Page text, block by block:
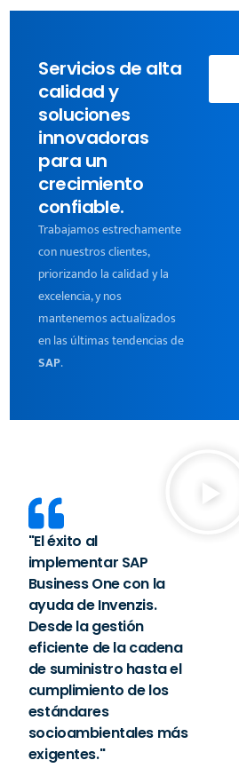
Servicios de alta
calidad y
soluciones
innovadoras
para un
crecimiento
confiable.
Trabajamos estrechamente
con nuestros clientes,
priorizando la calidad y la
excelencia, y nos
mantenemos actualizados
en las últimas tendencias de
SAP.
"El éxito al
implementar SAP
Business One con la
ayuda de Invenzis.
Desde la gestión
eficiente de la cadena
de suministro hasta el
cumplimiento de los
estándares
socioambientales más
exigentes."
"La eexitosa
implementación de
SAP en CIPU, llevada a
cabo por el equipo de
Invenzis.
Acompañada de
desafíos, soluciones
y con resultados
impresionantes"
Gustavo Mancebo
"La revolución
empresarial con
Bodegas Bouza al
implementar SAP
Business One junto a
Invenzis, esta
poderosa solución no
solo ha optimizado
sus procesos, sino
que también ha
impulsado la